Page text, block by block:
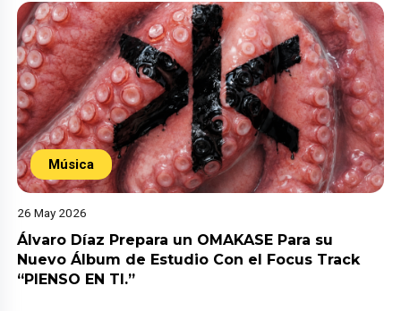
Música
26 May 2026
Álvaro Díaz Prepara un OMAKASE Para su
Nuevo Álbum de Estudio Con el Focus Track
“PIENSO EN TI.”